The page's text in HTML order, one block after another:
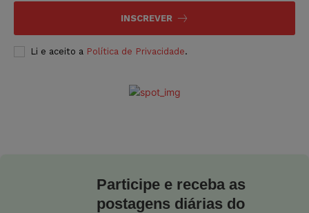
INSCREVER
Li e aceito a Política de Privacidade.
Participe e receba as
postagens diárias do